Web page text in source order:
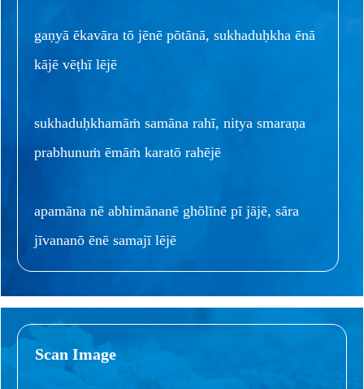
gaṇyā ēkavāra tō jēnē pōtānā, sukhaduḥkha ēnā
kājē vēṭhī lējē
sukhaduḥkhamāṁ samāna rahī, nitya smaraṇa
prabhunuṁ ēmāṁ karatō rahējē
apamāna nē abhimānanē ghōlīnē pī jājē, sāra
jīvananō ēnē samajī lējē
Scan Image